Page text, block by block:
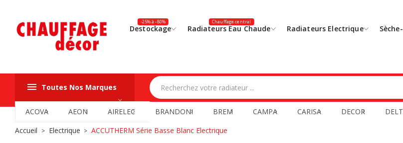
Destockage
-25% à -80%
Radiateurs Eau Chaude
Chauffage central
Radiateurs Electrique
Toutes Nos Marques
ACOVA AEON AIRELEC BRANDONI BREM CAMPA CARISA DECOR
Accueil Electrique ACCUTHERM Série Basse Blanc Electrique